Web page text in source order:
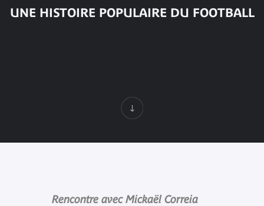
UNE HISTOIRE POPULAIRE DU FOOTBALL
Rencontre avec Mickaël Correia